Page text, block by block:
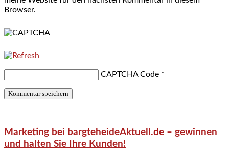
Browser.
CAPTCHA Code *
Marketing bei bargteheideAktuell.de – gewinnen
und halten Sie Ihre Kunden!